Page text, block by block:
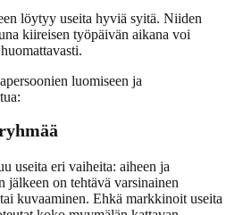
löytyy useita hyviä syitä. Niiden
kiireisen työpäivän aikana voi
luomiseen ja
useita eri vaiheita: aiheen ja
jälkeen on tehtävä varsinainen
kuvaaminen. Ehkä markkinoit useita